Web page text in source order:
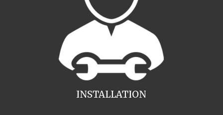
INSTALLATION